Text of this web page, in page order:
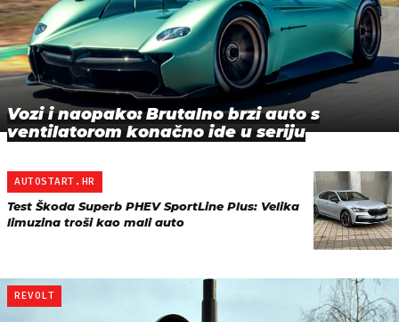
Vozi i naopako: Brutalno brzi auto s
ventilatorom konačno ide u seriju
AUTOSTART.HR
Test Škoda Superb PHEV SportLine Plus: Velika
limuzina troši kao mali auto
REVOLT